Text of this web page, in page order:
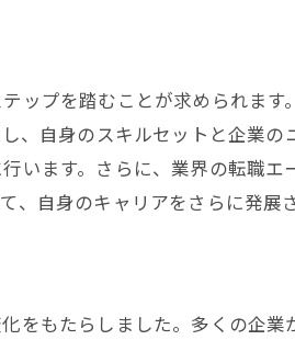
クの取り入れ方
法
自分に合った企業を見つける方法
価
ップを踏むことが求められま
自身のスキルセットと企業の
います。さらに、業界の転職
自身のキャリアをさらに発展
をもたらしました。多くの企